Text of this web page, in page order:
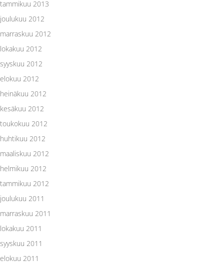
tammikuu 2013
joulukuu 2012
marraskuu 2012
lokakuu 2012
syyskuu 2012
elokuu 2012
heinäkuu 2012
kesäkuu 2012
toukokuu 2012
huhtikuu 2012
maaliskuu 2012
helmikuu 2012
tammikuu 2012
joulukuu 2011
marraskuu 2011
lokakuu 2011
syyskuu 2011
elokuu 2011